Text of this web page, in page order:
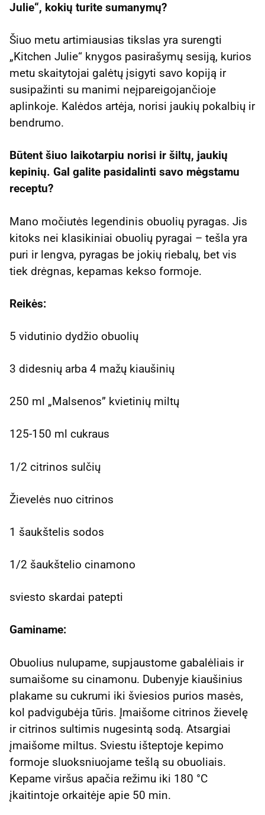
Julie“, kokių turite sumanymų?
Šiuo metu artimiausias tikslas yra surengti
„Kitchen Julie“ knygos pasirašymų sesiją, kurios
metu skaitytojai galėtų įsigyti savo kopiją ir
susipažinti su manimi neįpareigojančioje
aplinkoje. Kalėdos artėja, norisi jaukių pokalbių ir
bendrumo.
Būtent šiuo laikotarpiu norisi ir šiltų, jaukių
kepinių. Gal galite pasidalinti savo mėgstamu
receptu?
Mano močiutės legendinis obuolių pyragas. Jis
kitoks nei klasikiniai obuolių pyragai – tešla yra
puri ir lengva, pyragas be jokių riebalų, bet vis
tiek drėgnas, kepamas kekso formoje.
Reikės:
5 vidutinio dydžio obuolių
3 didesnių arba 4 mažų kiaušinių
250 ml „Malsenos” kvietinių miltų
125-150 ml cukraus
1/2 citrinos sulčių
Žievelės nuo citrinos
1 šaukštelis sodos
1/2 šaukštelio cinamono
sviesto skardai patepti
Gaminame:
Obuolius nulupame, supjaustome gabalėliais ir
sumaišome su cinamonu. Dubenyje kiaušinius
plakame su cukrumi iki šviesios purios masės,
kol padvigubėja tūris. Įmaišome citrinos žievelę
ir citrinos sultimis nugesintą sodą. Atsargiai
įmaišome miltus. Sviestu išteptoje kepimo
formoje sluoksniuojame tešlą su obuoliais.
Kepame viršus apačia režimu iki 180 °C
įkaitintoje orkaitėje apie 50 min.